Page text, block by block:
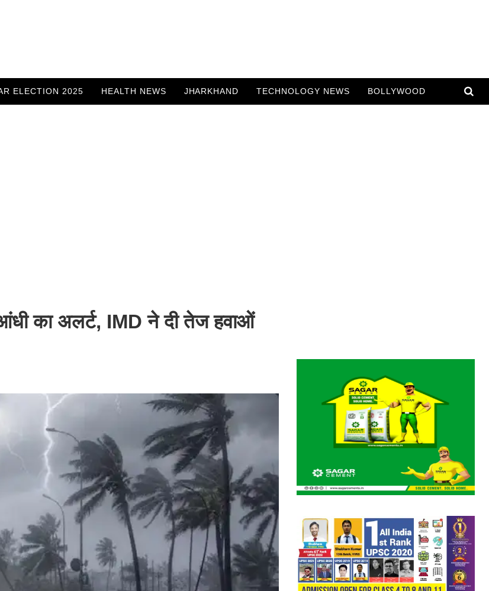
ELECTION 2025 HEALTH NEWS JHARKHAND TECHNOLOGY NEWS BOLLYWOOD
आंधी का अलर्ट, IMD ने दी तेज हवाओं